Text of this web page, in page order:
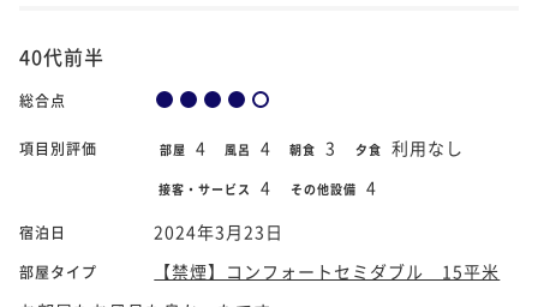
40代前半
総合点
項目別評価 部屋 4 風呂 4 朝食 3 夕食 利用なし
接客・サービス 4 その他設備 4
宿泊日 2024年3月23日
部屋タイプ
【禁煙】コンフォートセミダブル 15平米